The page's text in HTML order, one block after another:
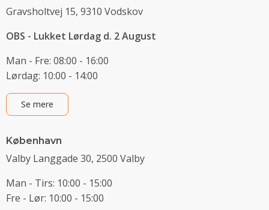
Gravsholtvej 15, 9310 Vodskov
OBS - Lukket Lørdag d. 2 August
Man - Fre: 08:00 - 16:00
Lørdag: 10:00 - 14:00
Se mere
København
Valby Langgade 30, 2500 Valby
Man - Tirs: 10:00 - 15:00
Fre - Lør: 10:00 - 15:00